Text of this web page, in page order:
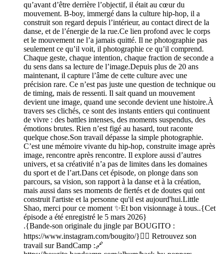
qu’avant d’être derrière l’objectif, il était au cœur du
mouvement. B-boy, immergé dans la culture hip-hop, il a
construit son regard depuis l’intérieur, au contact direct de la
danse, et de l’énergie de la rue.Ce lien profond avec le corps
et le mouvement ne l’a jamais quitté. Il ne photographie pas
seulement ce qu’il voit, il photographie ce qu’il comprend.
Chaque geste, chaque intention, chaque fraction de seconde a
du sens dans sa lecture de l’image.Depuis plus de 20 ans
maintenant, il capture l’âme de cette culture avec une
précision rare. Ce n’est pas juste une question de technique ou
de timing, mais de ressenti. Il sait quand un mouvement
devient une image, quand une seconde devient une histoire.À
travers ses clichés, ce sont des instants entiers qui continuent
de vivre : des battles intenses, des moments suspendus, des
émotions brutes. Rien n’est figé au hasard, tout raconte
quelque chose.Son travail dépasse la simple photographie.
C’est une mémoire vivante du hip-hop, construite image après
image, rencontre après rencontre. Il explore aussi d’autres
univers, et sa créativité n’a pas de limites dans les domaines
du sport et de l’art.Dans cet épisode, on plonge dans son
parcours, sa vision, son rapport à la danse et à la création,
mais aussi dans ses moments de fiertés et de doutes qui ont
construit l'artiste et la personne qu'il est aujourd'hui.Little
Shao, merci pour ce moment ✨Et bon visionnage à tous..{Cet
épisode a été enregistré le 5 mars 2026}
.{Bande-son originale du jingle par BOUGITO :
https://www.instagram.com/bougito/}👉🏼 Retrouvez son
travail sur BandCamp :🔗